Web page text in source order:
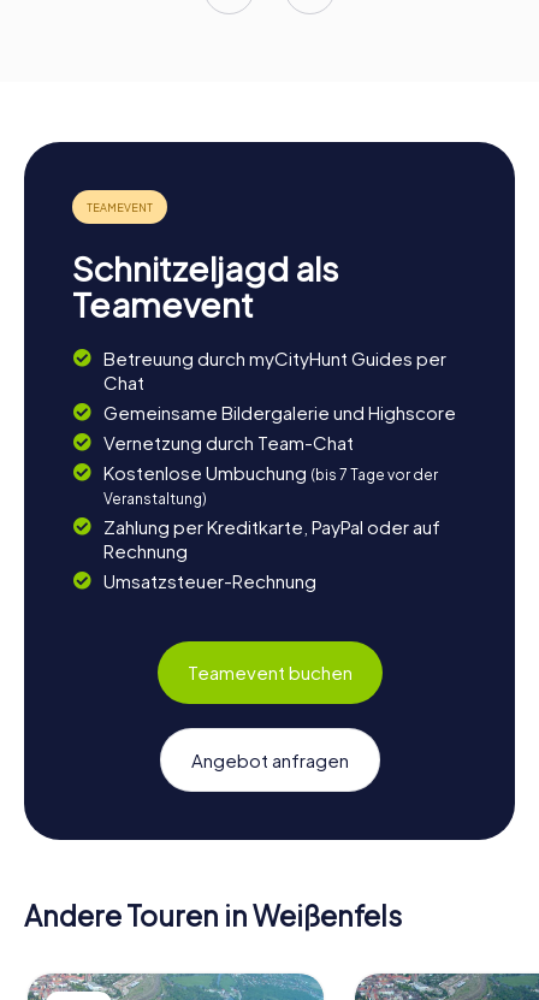
Schnitzeljagd als
Teamevent
Betreuung durch myCityHunt Guides per
Chat
Gemeinsame Bildergalerie und Highscore
Vernetzung durch Team-Chat
Kostenlose Umbuchung (bis 7 Tage vor der
Veranstaltung)
Zahlung per Kreditkarte, PayPal oder auf
Rechnung
Umsatzsteuer-Rechnung
Teamevent buchen
Angebot anfragen
Andere Touren in Weißenfels